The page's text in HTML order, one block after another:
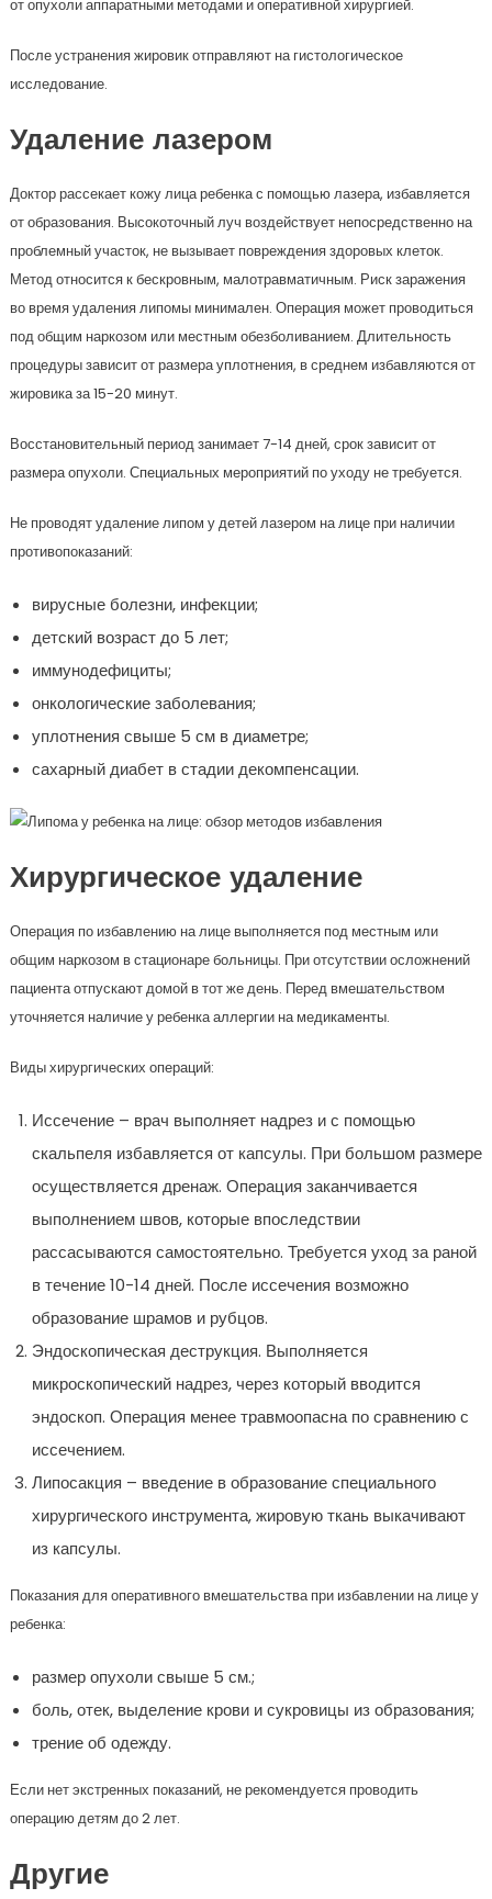
от опухоли аппаратными методами и оперативной хирургией.
После устранения жировик отправляют на гистологическое
исследование.
Удаление лазером
Доктор рассекает кожу лица ребенка с помощью лазера, избавляется
от образования. Высокоточный луч воздействует непосредственно на
проблемный участок, не вызывает повреждения здоровых клеток.
Метод относится к бескровным, малотравматичным. Риск заражения
во время удаления липомы минимален. Операция может проводиться
под общим наркозом или местным обезболиванием. Длительность
процедуры зависит от размера уплотнения, в среднем избавляются от
жировика за 15-20 минут.
Восстановительный период занимает 7-14 дней, срок зависит от
размера опухоли. Специальных мероприятий по уходу не требуется.
Не проводят удаление липом у детей лазером на лице при наличии
противопоказаний:
вирусные болезни, инфекции;
детский возраст до 5 лет;
иммунодефициты;
онкологические заболевания;
уплотнения свыше 5 см в диаметре;
сахарный диабет в стадии декомпенсации.
Хирургическое удаление
Операция по избавлению на лице выполняется под местным или
общим наркозом в стационаре больницы. При отсутствии осложнений
пациента отпускают домой в тот же день. Перед вмешательством
уточняется наличие у ребенка аллергии на медикаменты.
Виды хирургических операций:
Иссечение – врач выполняет надрез и с помощью
скальпеля избавляется от капсулы. При большом размере
осуществляется дренаж. Операция заканчивается
выполнением швов, которые впоследствии
рассасываются самостоятельно. Требуется уход за раной
в течение 10-14 дней. После иссечения возможно
образование шрамов и рубцов.
Эндоскопическая деструкция. Выполняется
микроскопический надрез, через который вводится
эндоскоп. Операция менее травмоопасна по сравнению с
иссечением.
Липосакция – введение в образование специального
хирургического инструмента, жировую ткань выкачивают
из капсулы.
Показания для оперативного вмешательства при избавлении на лице у
ребенка:
размер опухоли свыше 5 см.;
боль, отек, выделение крови и сукровицы из образования;
трение об одежду.
Если нет экстренных показаний, не рекомендуется проводить
операцию детям до 2 лет.
Другие